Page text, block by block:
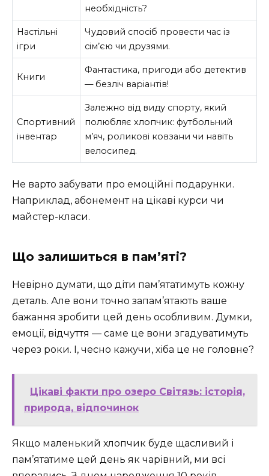
необхідність?
Настільні
ігри
Чудовий спосіб провести час із
сім’єю чи друзями.
Книги
Фантастика, пригоди або детектив
— безліч варіантів!
Спортивний
інвентар
Залежно від виду спорту, який
полюбляє хлопчик: футбольний
м’яч, роликові ковзани чи навіть
велосипед.
Не варто забувати про емоційні подарунки.
Наприклад, абонемент на цікаві курси чи
майстер-класи.
Що залишиться в пам’яті?
Невірно думати, що діти пам’ятатимуть кожну
деталь. Але вони точно запам’ятають ваше
бажання зробити цей день особливим. Думки,
емоції, відчуття — саме це вони згадуватимуть
через роки. І, чесно кажучи, хіба це не головне?
Цікаві факти про озеро Світязь: історія,
природа, відпочинок
Якщо маленький хлопчик буде щасливий і
пам’ятатиме цей день як чарівний, ми всі